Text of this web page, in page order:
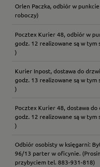
Orlen Paczka, odbiór w punkcie
roboczy)
Pocztex Kurier 48, odbiór w
godz. 12 realizowane są w tym
)
Kurier Inpost, dostawa do drzwi
godz. 13 realizowane są w tym
)
Pocztex Kurier 48, dostawa do
godz. 12 realizowane są w tym
)
Odbiór osobisty w księgarni:
96/13 parter w oficynie.
przybyciem tel. 883-931-818)